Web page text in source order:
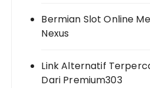
Bermian Slot Online
Nexus
Link Alternatif
Dari Premium303